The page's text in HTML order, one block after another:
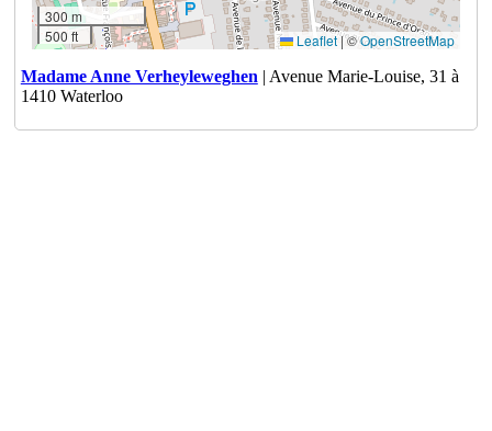
300 m
500 ft
Leaflet|©OpenStreetMap
Madame Anne Verheyleweghen | Avenue Marie-Louise, 31 à
1410 Waterloo